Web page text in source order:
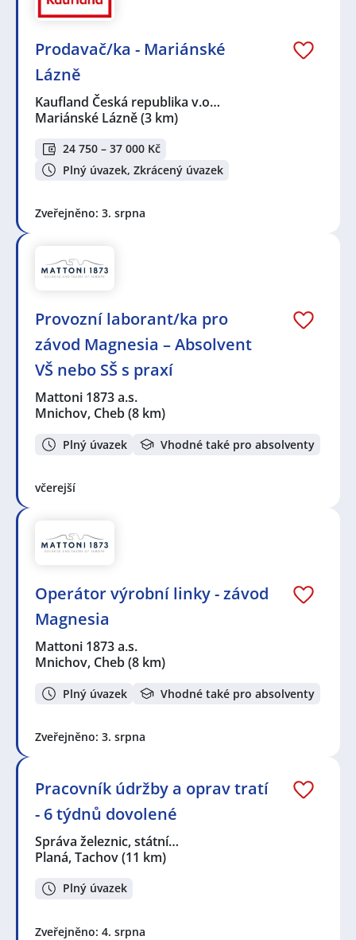
Prodavač/ka - Mariánské
Lázně
Kaufland Česká republika v.o…
Mariánské Lázně(3 km)
24 750 – 37 000 Kč
Plný úvazek, Zkrácený úvazek
Zveřejněno: 3. srpna
Provozní laborant/ka pro
závod Magnesia – Absolvent
VŠ nebo SŠ s praxí
Mattoni 1873 a.s.
Mnichov, Cheb(8 km)
Plný úvazek Vhodné také pro absolventy
včerejší
Operátor výrobní linky - závod
Magnesia
Mattoni 1873 a.s.
Mnichov, Cheb(8 km)
Plný úvazek Vhodné také pro absolventy
Zveřejněno: 3. srpna
Pracovník údržby a oprav tratí
- 6 týdnů dovolené
Správa železnic, státní…
Planá, Tachov(11 km)
Plný úvazek
Zveřejněno: 4. srpna